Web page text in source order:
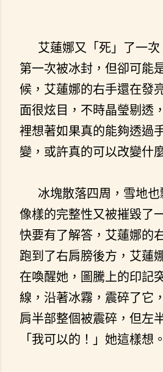
艾蓮娜又「死」了一次
第一次被冰封，但卻可能
候，艾蓮娜的右手還在發
面很炫目，不時晶瑩剔透
裡想著如果真的能夠透過
變，或許真的可以改變什
冰塊散落四周，雪地也
像樣的完整性又被摧毀了
快要有了解答，艾蓮娜的
跑到了右肩膀後方，艾蓮
在喚醒她，圖騰上的印記
線，沿著冰霧，震碎了它
肩半部整個被震碎，但左
「我可以的！」她這樣想。